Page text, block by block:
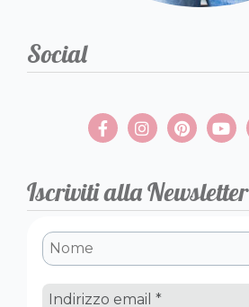
Social
Iscriviti alla Newsletter